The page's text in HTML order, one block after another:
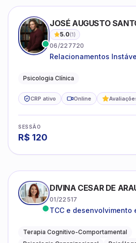
JOSÉ AUGUSTO
5.0(1)
06/227720
Relacionamentos
Psicologia Clínica
CRP ativo Online
SESSÃO
R$ 120
DIVINA CESAR DE
01/22517
TCC e desenvolvimento
Terapia Cognitivo-Comportamental